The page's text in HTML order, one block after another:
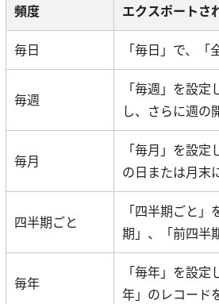
頻度 エクスポートさ
毎日 「毎日」で、
毎週
「毎週」を設
し、さらに週の
毎月
「毎月」を設
の日または月末
四半期ごと
「四半期ごと
期」、「前四半
毎年
「毎年」を設
年」のレコード